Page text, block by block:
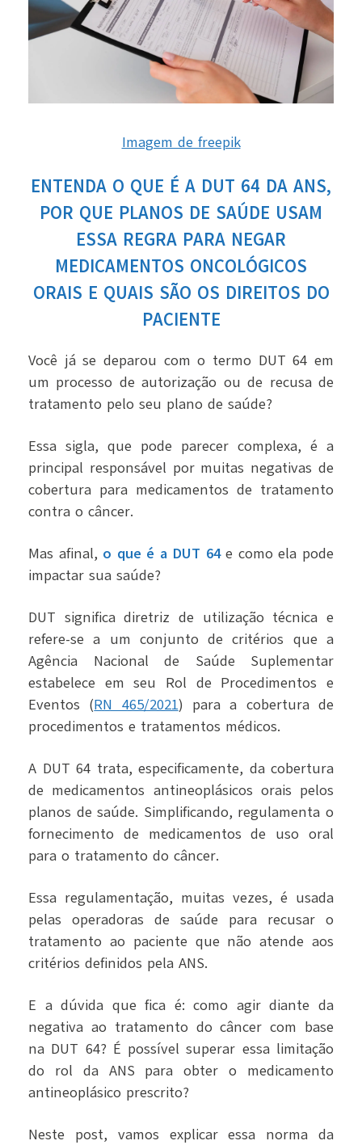
Imagem de freepik
ENTENDA O QUE É A DUT 64 DA ANS,
POR QUE PLANOS DE SAÚDE USAM
ESSA REGRA PARA NEGAR
MEDICAMENTOS ONCOLÓGICOS
ORAIS E QUAIS SÃO OS DIREITOS DO
PACIENTE
Você já se deparou com o termo DUT 64 em
um processo de autorização ou de recusa de
tratamento pelo seu plano de saúde?
Essa sigla, que pode parecer complexa, é a
principal responsável por muitas negativas de
cobertura para medicamentos de tratamento
contra o câncer.
Mas afinal, o que é a DUT 64e como ela pode
impactar sua saúde?
DUT significa diretriz de utilização técnica e
refere-se a um conjunto de critérios que a
Agência Nacional de Saúde Suplementar
estabelece em seu Rol de Procedimentos e
Eventos (RN 465/2021) para a cobertura de
procedimentos e tratamentos médicos.
A DUT 64 trata, especificamente, da cobertura
de medicamentos antineoplásicos orais pelos
planos de saúde. Simplificando, regulamenta o
fornecimento de medicamentos de uso oral
para o tratamento do câncer.
Essa regulamentação, muitas vezes, é usada
pelas operadoras de saúde para recusar o
tratamento ao paciente que não atende aos
critérios definidos pela ANS.
E a dúvida que fica é: como agir diante da
negativa ao tratamento do câncer com base
na DUT 64? É possível superar essa limitação
do rol da ANS para obter o medicamento
antineoplásico prescrito?
Neste post, vamos explicar essa norma da